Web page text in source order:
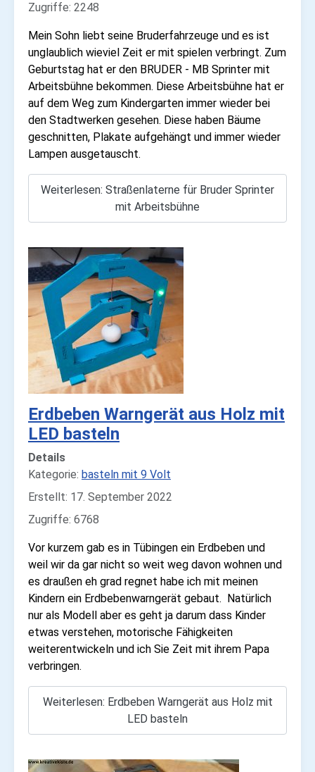
Zugriffe: 2248
Mein Sohn liebt seine Bruderfahrzeuge und es ist
unglaublich wieviel Zeit er mit spielen verbringt. Zum
Geburtstag hat er den BRUDER - MB Sprinter mit
Arbeitsbühne bekommen. Diese Arbeitsbühne hat er
auf dem Weg zum Kindergarten immer wieder bei
den Stadtwerken gesehen. Diese haben Bäume
geschnitten, Plakate aufgehängt und immer wieder
Lampen ausgetauscht.
Weiterlesen: Straßenlaterne für Bruder Sprinter
mit Arbeitsbühne
Erdbeben Warngerät aus Holz mit
LED basteln
Details
Kategorie: basteln mit 9 Volt
Erstellt: 17. September 2022
Zugriffe: 6768
Vor kurzem gab es in Tübingen ein Erdbeben und
weil wir da gar nicht so weit weg davon wohnen und
es draußen eh grad regnet habe ich mit meinen
Kindern ein Erdbebenwarngerät gebaut. Natürlich
nur als Modell aber es geht ja darum dass Kinder
etwas verstehen, motorische Fähigkeiten
weiterentwickeln und ich Sie Zeit mit ihrem Papa
verbringen.
Weiterlesen: Erdbeben Warngerät aus Holz mit
LED basteln